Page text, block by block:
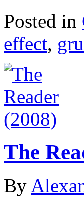
Posted in
effect,
The
By